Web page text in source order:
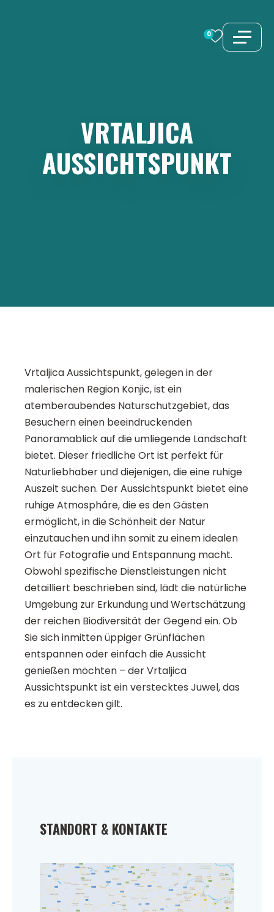
0
VRTALJICA
AUSSICHTSPUNKT
Vrtaljica Aussichtspunkt, gelegen in der
malerischen Region Konjic, ist ein
atemberaubendes Naturschutzgebiet, das
Besuchern einen beeindruckenden
Panoramablick auf die umliegende Landschaft
bietet. Dieser friedliche Ort ist perfekt für
Naturliebhaber und diejenigen, die eine ruhige
Auszeit suchen. Der Aussichtspunkt bietet eine
ruhige Atmosphäre, die es den Gästen
ermöglicht, in die Schönheit der Natur
einzutauchen und ihn somit zu einem idealen
Ort für Fotografie und Entspannung macht.
Obwohl spezifische Dienstleistungen nicht
detailliert beschrieben sind, lädt die natürliche
Umgebung zur Erkundung und Wertschätzung
der reichen Biodiversität der Gegend ein. Ob
Sie sich inmitten üppiger Grünflächen
entspannen oder einfach die Aussicht
genießen möchten – der Vrtaljica
Aussichtspunkt ist ein verstecktes Juwel, das
es zu entdecken gilt.
STANDORT & KONTAKTE